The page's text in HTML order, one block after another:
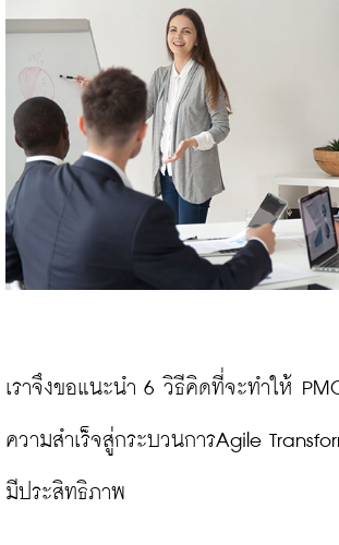
เราจึงขอแนะนำ 6 วิธีคิดที่จะทำให้
ความสำเร็จสู่กระบวนการAgile
มีประสิทธิภาพ